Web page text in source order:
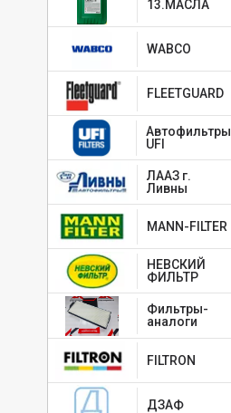
13.МАСЛА
WABCO
FLEETGUARD
Автофильтры
UFI
ЛААЗ г.
Ливны
MANN-FILTER
НЕВСКИЙ
ФИЛЬТР
Фильтры-
аналоги
FILTRON
ДЗАФ